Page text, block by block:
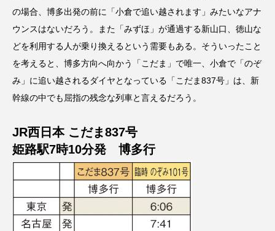
の場合、博多出発の前に「小倉で追い越されます」みたいなアナ
ウンスはないだろう。また「みずほ」が通過する新山口、徳山な
どを利用する人が乗り換えるという需要もある。そういったこと
を考えると、博多方向へ向かう「こだま」で唯一、小倉で「のぞ
み」に追い越されるダイヤとなっている「こだま837号」は、新
幹線の中でも屈指の残念な列車と言えるだろう。
JR西日本 こだま837号
姫路駅7時10分発 博多行